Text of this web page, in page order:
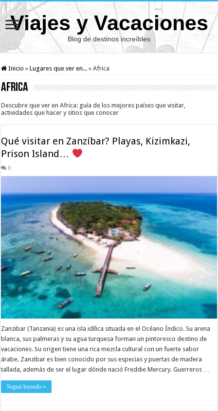
Viajes y Vacaciones
Blog de destinos increíbles
Inicio » Lugares que ver en... » Africa
Africa
Descubre que ver en Africa: guía de los mejores países que visitar,
actividades que hacer y sitios que conocer
Qué visitar en Zanzíbar? Playas, Kizimkazi,
Prison Island…
0
Zanzibar (Tanzania) es una isla idílica situada en el Océano Índico. Su arena
blanca, sus palmeras y su agua turquesa forman un pintoresco destino de
vacaciones. Su origen tiene una rica mezcla cultural con un fuerte sabor
árabe. Zanzibar es bien conocido por sus especias y puertas de madera
tallada, además de ser el lugar dónde nació Freddie Mercury. Guerreros …
Seguir leyendo »